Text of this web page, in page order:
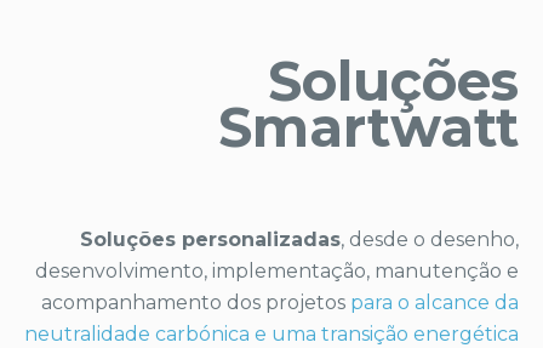
Soluções
Smartwatt
Soluções personalizadas, desde o desenho,
desenvolvimento, implementação, manutenção e
acompanhamento dos projetos para o alcance da
neutralidade carbónica e uma transição energética